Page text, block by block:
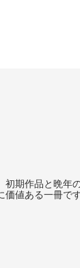
期作品と晩年
値ある一冊です